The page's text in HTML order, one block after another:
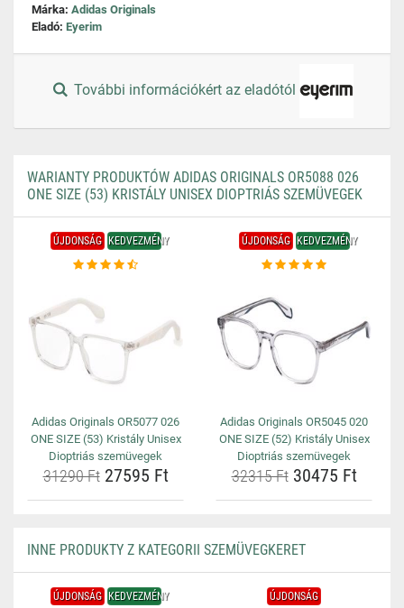
Márka: Adidas Originals
Eladó: Eyerim
További információkért az eladótól
WARIANTY PRODUKTÓW ADIDAS ORIGINALS OR5088 026
ONE SIZE (53) KRISTÁLY UNISEX DIOPTRIÁS SZEMÜVEGEK
ÚJDONSÁG KEDVEZMÉNY
Adidas Originals OR5077 026
ONE SIZE (53) Kristály Unisex
Dioptriás szemüvegek
31290 Ft27595 Ft
ÚJDONSÁG KEDVEZMÉNY
Adidas Originals OR5045 020
ONE SIZE (52) Kristály Unisex
Dioptriás szemüvegek
32315 Ft30475 Ft
INNE PRODUKTY Z KATEGORII SZEMÜVEGKERET
ÚJDONSÁG KEDVEZMÉNY ÚJDONSÁG